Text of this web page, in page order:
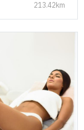
213.42km